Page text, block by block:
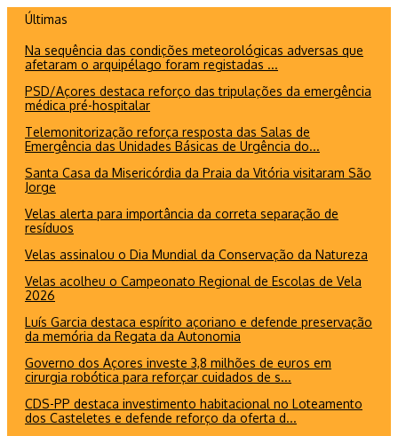
conteúdo
Últimas
Na sequência das condições meteorológicas adversas que
afetaram o arquipélago foram registadas ...
PSD/Açores destaca reforço das tripulações da emergência
médica pré-hospitalar
Telemonitorização reforça resposta das Salas de
Emergência das Unidades Básicas de Urgência do...
Santa Casa da Misericórdia da Praia da Vitória visitaram São
Jorge
Velas alerta para importância da correta separação de
resíduos
Velas assinalou o Dia Mundial da Conservação da Natureza
Velas acolheu o Campeonato Regional de Escolas de Vela
2026
Luís Garcia destaca espírito açoriano e defende preservação
da memória da Regata da Autonomia
Governo dos Açores investe 3,8 milhões de euros em
cirurgia robótica para reforçar cuidados de s...
CDS-PP destaca investimento habitacional no Loteamento
dos Casteletes e defende reforço da oferta d...